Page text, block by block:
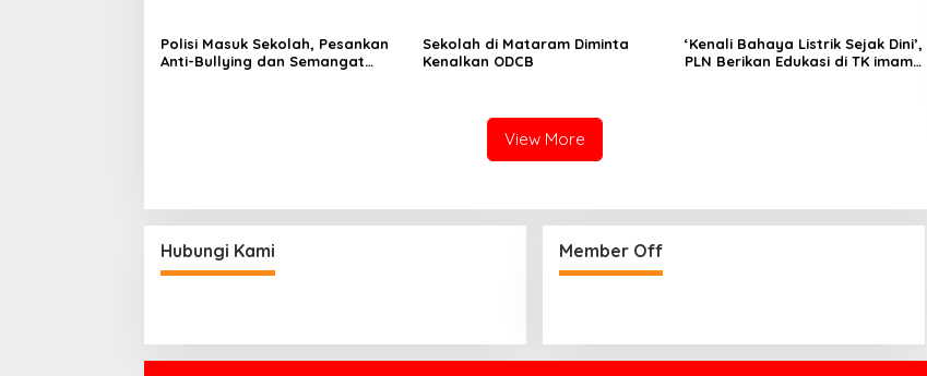
Polisi Masuk Sekolah, Pesankan
Anti-Bullying dan Semangat
Sekolah di Mataram Diminta
Kenalkan ODCB
‘Kenali Bahaya Listrik Sejak Dini’,
PLN Berikan Edukasi di TK imam
View More
Hubungi Kami Member Off